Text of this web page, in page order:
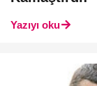
Yazıyı oku